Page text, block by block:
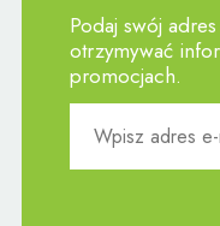
Podaj swój
otrzymywać
promocjach.